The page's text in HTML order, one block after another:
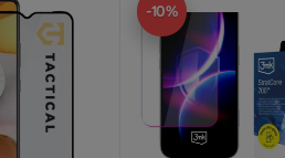
-10%